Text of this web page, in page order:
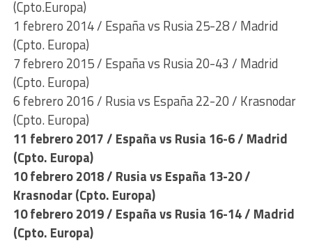
(Cpto.Europa)
1 febrero 2014 / España vs Rusia 25-28 / Madrid
(Cpto. Europa)
7 febrero 2015 / España vs Rusia 20-43 / Madrid
(Cpto. Europa)
6 febrero 2016 / Rusia vs España 22-20 / Krasnodar
(Cpto. Europa)
11 febrero 2017 / España vs Rusia 16-6 / Madrid
(Cpto. Europa)
10 febrero 2018 / Rusia vs España 13-20 /
Krasnodar (Cpto. Europa)
10 febrero 2019 / España vs Rusia 16-14 / Madrid
(Cpto. Europa)